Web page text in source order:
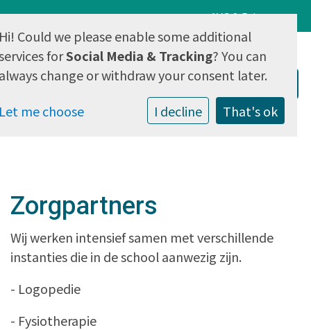
AVG & Privacy
Zorgpartners
Wij werken intensief samen met verschillende
instanties die in de school aanwezig zijn.
- Logopedie
- Fysiotherapie
Could we please enable some additional
forSocial Media & Tracking? You can
change or withdraw your consent later.
me choose
I decline That's ok